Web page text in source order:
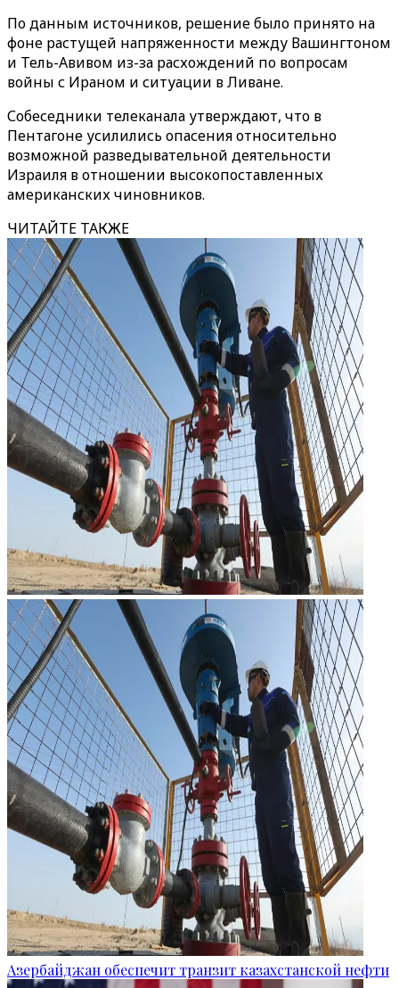
По данным источников, решение было принято на
фоне растущей напряженности между Вашингтоном
и Тель-Авивом из-за расхождений по вопросам
войны с Ираном и ситуации в Ливане.
Собеседники телеканала утверждают, что в
Пентагоне усилились опасения относительно
возможной разведывательной деятельности
Израиля в отношении высокопоставленных
американских чиновников.
ЧИТАЙТЕ ТАКЖЕ
Азербайджан обеспечит транзит казахстанской нефти